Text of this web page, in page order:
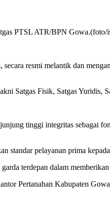
PTSL ATR/BPN Gowa.(foto/
resmi melantik dan
Satgas Fisik, Satgas Yuridis,
tinggi integritas sebagai
standar pelayanan prima
terdepan dalam
Pertanahan Kabupaten